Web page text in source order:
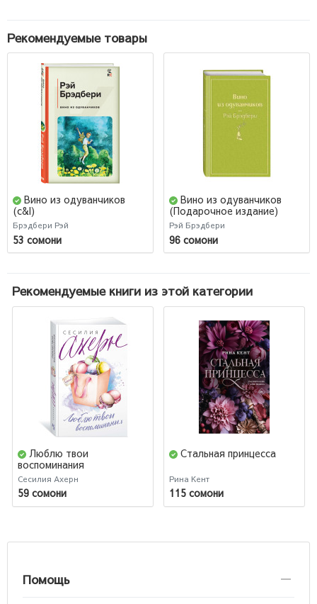
Рекомендуемые товары
Вино из одуванчиков
(c&l)
Брэдбери Рэй
53 сомони
Вино из одуванчиков
(Подарочное издание)
Рэй Брэдбери
96 сомони
Рекомендуемые книги из этой категории
Люблю твои
воспоминания
Сесилия Ахерн
59 сомони
Стальная принцесса
Рина Кент
115 сомони
Помощь